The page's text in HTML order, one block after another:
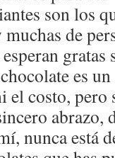
son los
de
gratas
es
el costo, pero
abrazo,
nunca está